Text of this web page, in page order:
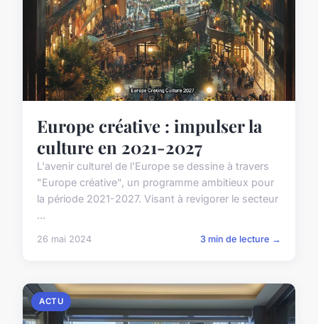
Europe créative : impulser la
culture en 2021-2027
L'avenir culturel de l'Europe se dessine à travers
"Europe créative", un programme ambitieux pour
la période 2021-2027. Visant à revigorer le secteur
...
26 mai 2024 3 min de lecture →
ACTU